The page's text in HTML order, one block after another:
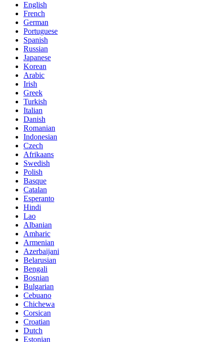
English
French
German
Portuguese
Spanish
Russian
Japanese
Korean
Arabic
Irish
Greek
Turkish
Italian
Danish
Romanian
Indonesian
Czech
Afrikaans
Swedish
Polish
Basque
Catalan
Esperanto
Hindi
Lao
Albanian
Amharic
Armenian
Azerbaijani
Belarusian
Bengali
Bosnian
Bulgarian
Cebuano
Chichewa
Corsican
Croatian
Dutch
Estonian